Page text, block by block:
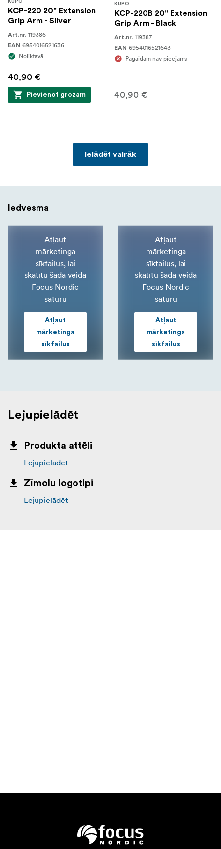
KUPO
KCP-220 20" Extension
Grip Arm - Silver
Art.nr. 119386
EAN 6954016521636
Noliktavā
40,90 €
Pievienot grozam
KUPO
KCP-220B 20" Extension
Grip Arm - Black
Art.nr. 119387
EAN 6954016521643
Pagaidām nav pieejams
40,90 €
Ielādēt vairāk
Iedvesma
Atļaut
mārketinga
sīkfailus, lai
skatītu šāda veida
Focus Nordic
saturu
Atļaut
mārketinga
sīkfailus
Atļaut
mārketinga
sīkfailus, lai
skatītu šāda veida
Focus Nordic
saturu
Atļaut
mārketinga
sīkfailus
Lejupielādēt
Produkta attēli
Lejupielādēt
Zīmolu logotipi
Lejupielādēt